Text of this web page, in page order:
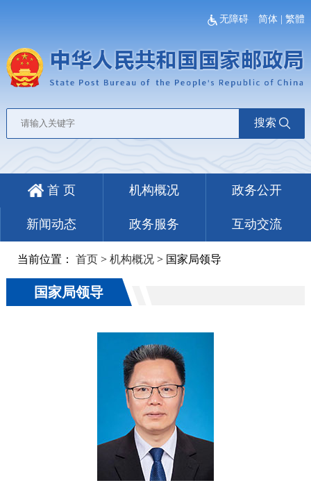
无障碍 简体 |繁體
搜索
首 页 机构概况 政务公开
新闻动态 政务服务 互动交流
当前位置： 首页> 机构概况> 国家局领导
国家局领导